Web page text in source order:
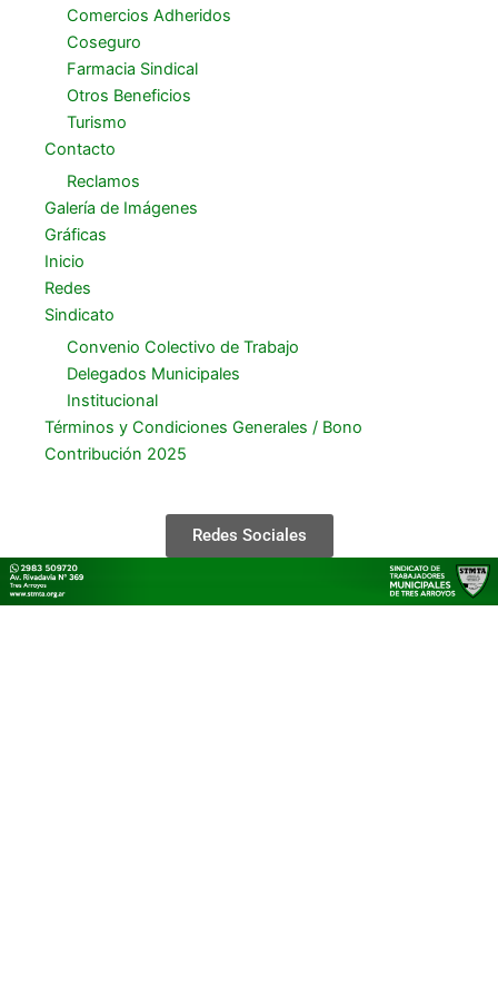
Comercios Adheridos
Coseguro
Farmacia Sindical
Otros Beneficios
Turismo
Contacto
Reclamos
Galería de Imágenes
Gráficas
Inicio
Redes
Sindicato
Convenio Colectivo de Trabajo
Delegados Municipales
Institucional
Términos y Condiciones Generales / Bono
Contribución 2025
Redes Sociales